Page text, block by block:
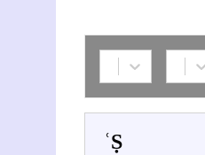
Ismāʿīl Ṣidqī Bāšā (1875-1950)